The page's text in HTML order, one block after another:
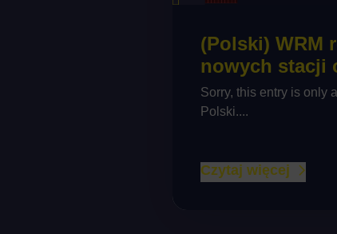
(Polski) WRM
nowych stacji
Sorry, this entry is only
Polski....
Czytaj więcej